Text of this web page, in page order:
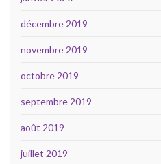
décembre 2019
novembre 2019
octobre 2019
septembre 2019
août 2019
juillet 2019